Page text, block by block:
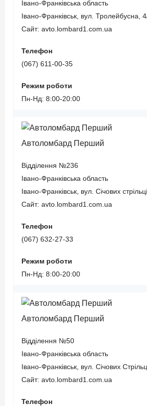
Івано-Франківська область
Івано-Франківськ, вул. Тролейбусна,
Сайт: avto.lombard1.com.ua
Телефон
(067) 611-00-35
Режим роботи
Пн-Нд: 8:00-20:00
Автоломбард Перший
Відділення №236
Івано-Франківська область
Івано-Франківськ, вул. Січових
Сайт: avto.lombard1.com.ua
Телефон
(067) 632-27-33
Режим роботи
Пн-Нд: 8:00-20:00
Автоломбард Перший
Відділення №50
Івано-Франківська область
Івано-Франківськ, вул. Січових
Сайт: avto.lombard1.com.ua
Телефон